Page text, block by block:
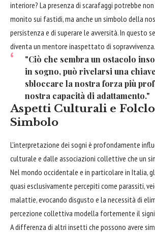
interiore? La presenza di scarafaggi potrebbe
monito sui fastidi, ma anche un simbolo della
persistenza e di superare le avversità. In questo
diventa un mentore inaspettato di sopravvivenza.
"Ciò che sembra un ostacolo
in sogno, può rivelarsi una
sbloccare la nostra forza più
nostra capacità di adattamento."
Aspetti Culturali e
Simbolo
L'interpretazione dei sogni è profondamente
culturale e dalle associazioni collettive che un
Nel mondo occidentale e in particolare in Italia,
quasi esclusivamente percepiti come parassiti,
malattie, evocando disgusto e la necessità di
percezione collettiva modella fortemente il
A differenza di altri insetti che possono avere